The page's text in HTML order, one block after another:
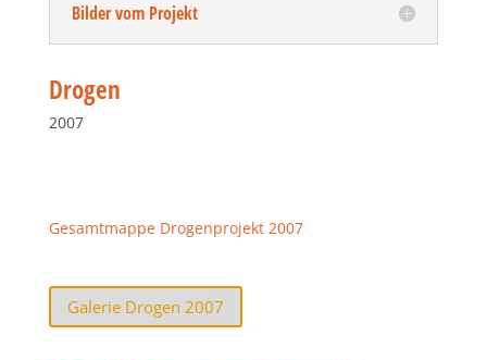
Bilder vom Projekt
Drogen
2007
Gesamtmappe Drogenprojekt 2007
Galerie Drogen 2007